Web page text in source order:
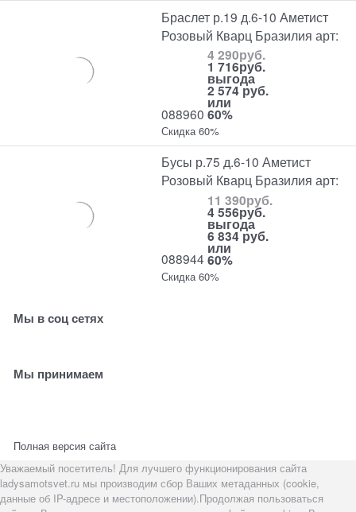
Браслет р.19 д.6-10 Аметист
Розовый Кварц Бразилия арт:
088960
4 290руб.
1 716руб.
выгода
2 574 руб.
или
60%
Скидка 60%
Бусы р.75 д.6-10 Аметист
Розовый Кварц Бразилия арт:
088944
11 390руб.
4 556руб.
выгода
6 834 руб.
или
60%
Скидка 60%
Мы в соц сетях
Мы принимаем
Полная версия сайта
Уважаемый посетитель! Для лучшего функционирования сайта
ladysamotsvet.ru мы производим сбор Ваших метаданных (cookie,
данные об IP-адресе и местоположении).Продолжая пользоваться